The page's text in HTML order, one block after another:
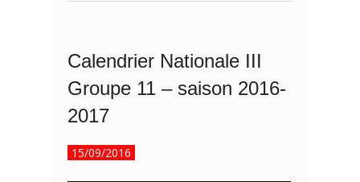
Calendrier Nationale III
Groupe 11 – saison 2016-
2017
15/09/2016